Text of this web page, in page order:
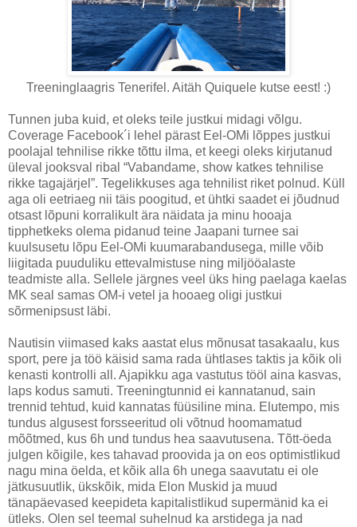
Treeninglaagris Tenerifel. Aitäh Quiquele kutse eest! :)
Tunnen juba kuid, et oleks teile justkui midagi võlgu.
Coverage Facebook´i lehel pärast Eel-OMi lõppes justkui
poolajal tehnilise rikke tõttu ilma, et keegi oleks kirjutanud
üleval jooksval ribal “Vabandame, show katkes tehnilise
rikke tagajärjel”. Tegelikkuses aga tehnilist riket polnud. Küll
aga oli eetriaeg nii täis poogitud, et ühtki saadet ei jõudnud
otsast lõpuni korralikult ära näidata ja minu hooaja
tipphetkeks olema pidanud teine Jaapani turnee sai
kuulsusetu lõpu Eel-OMi kuumarabandusega, mille võib
liigitada puuduliku ettevalmistuse ning miljööalaste
teadmiste alla. Sellele järgnes veel üks hing paelaga kaelas
MK seal samas OM-i vetel ja hooaeg oligi justkui
sõrmenipsust läbi.
Nautisin viimased kaks aastat elus mõnusat tasakaalu, kus
sport, pere ja töö käisid sama rada ühtlases taktis ja kõik oli
kenasti kontrolli all. Ajapikku aga vastutus tööl aina kasvas,
laps kodus samuti. Treeningtunnid ei kannatanud, sain
trennid tehtud, kuid kannatas füüsiline mina. Elutempo, mis
tundus algusest forsseeritud oli võtnud hoomamatud
mõõtmed, kus 6h und tundus hea saavutusena. Tõtt-öeda
julgen kõigile, kes tahavad proovida ja on eos optimistlikud
nagu mina öelda, et kõik alla 6h unega saavutatu ei ole
jätkusuutlik, ükskõik, mida Elon Muskid ja muud
tänapäevased keepideta kapitalistlikud supermänid ka ei
ütleks. Olen sel teemal suhelnud ka arstidega ja nad